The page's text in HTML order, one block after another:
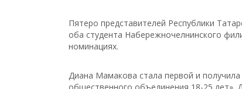
Пятеро представителей Республики
оба студента Набережночелнинского
номинациях.
Диана Мамакова стала первой и